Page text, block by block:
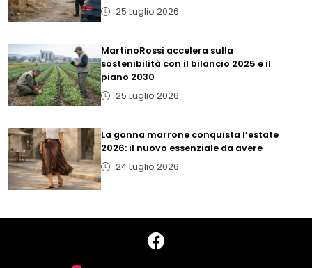
25 Luglio 2026
MartinoRossi accelera sulla
sostenibilità con il bilancio 2025 e il
piano 2030
25 Luglio 2026
La gonna marrone conquista l’estate
2026: il nuovo essenziale da avere
24 Luglio 2026